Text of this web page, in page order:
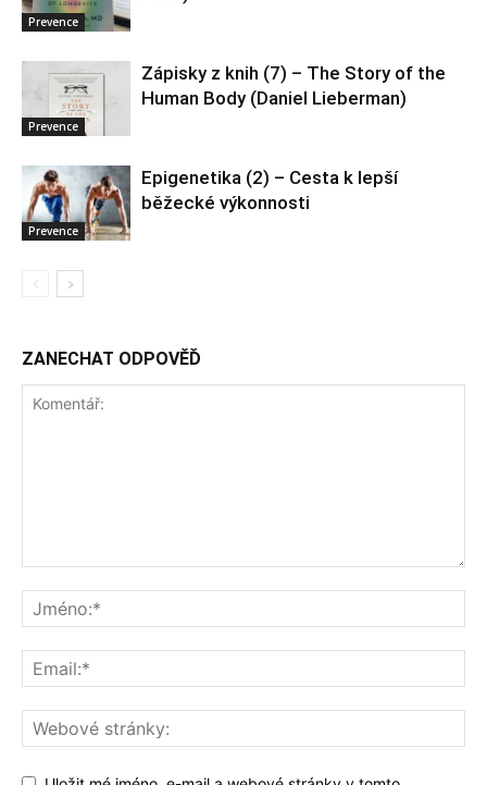
Prevence
Prevence
Zápisky z knih (7) – The Story of the
Human Body (Daniel Lieberman)
Prevence
Epigenetika (2) – Cesta k lepší
běžecké výkonnosti
ZANECHAT ODPOVĚĎ